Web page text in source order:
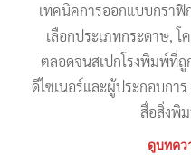
เทคนิคการออกแบบกราฟิ
เลือกประเภทกระดาษ,
ตลอดจนสเปกโรงพิมพ์ที่ถู
ดีไซเนอร์และผู้ประกอบกา
สื่อสิ่งพิ
ดูบทคว